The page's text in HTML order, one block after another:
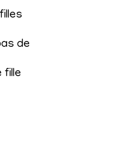
de
fille